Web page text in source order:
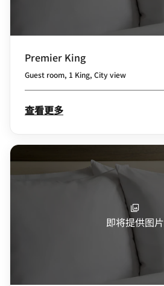
Premier King
Guest room, 1 King, City view
查看更多
即将提供图片